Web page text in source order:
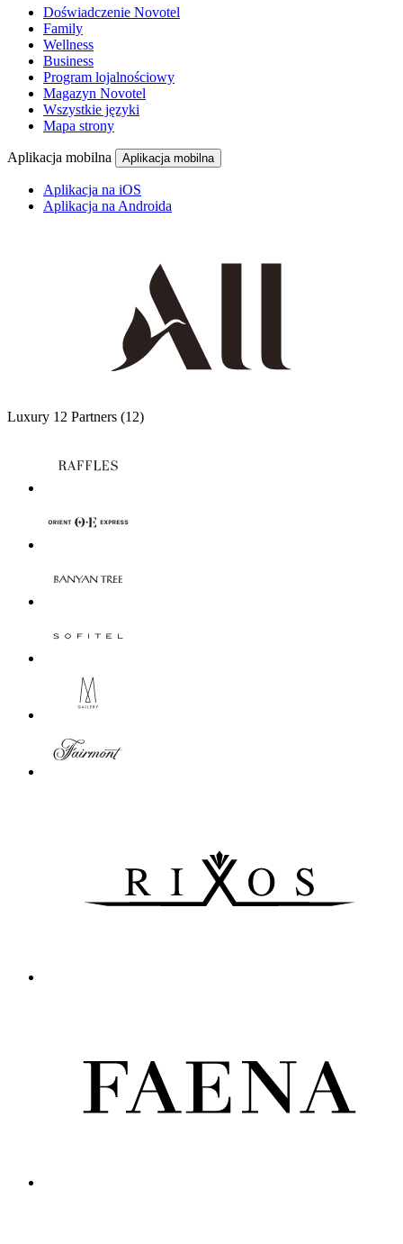
Doświadczenie Novotel
Family
Wellness
Business
Program lojalnościowy
Magazyn Novotel
Wszystkie języki
Mapa strony
Aplikacja mobilna Aplikacja mobilna
Aplikacja na iOS
Aplikacja na Androida
Luxury 12 Partners (12)